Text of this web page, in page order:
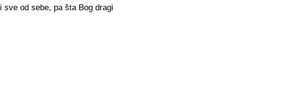
od sebe, pa šta Bog dragi